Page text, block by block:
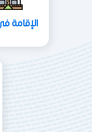
الإقامة